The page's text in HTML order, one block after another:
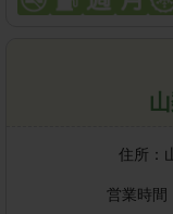
住所：
営業時間